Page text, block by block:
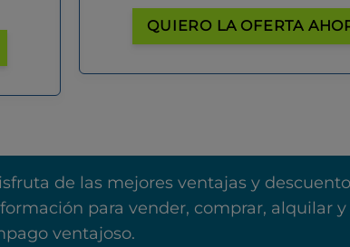
QUIERO LA OFERTA
de las mejores ventajas y
para vender, comprar, alquilar
ventajoso.